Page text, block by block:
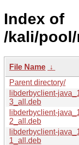
Index of
/kali/
File Name ↓
Parent directory/
libderbyclient-
3_all.deb
libderbyclient-
2_all.deb
libderbyclient-
1_all.deb